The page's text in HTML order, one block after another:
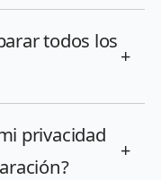
todos los
+
privacidad
+